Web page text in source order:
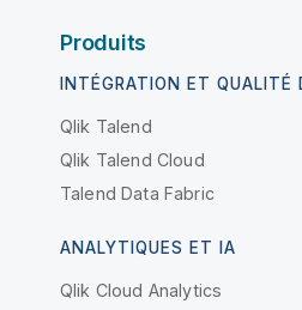
Produits
INTÉGRATION ET QUALITÉ
Qlik Talend
Qlik Talend Cloud
Talend Data Fabric
ANALYTIQUES ET IA
Qlik Cloud Analytics